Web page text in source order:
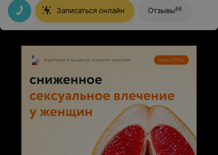
работу!
Записаться онлайн Отзывы88